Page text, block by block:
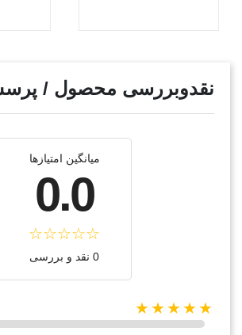
نقدوبررسی محصول /
میانگین امتیازها
0.0
0 نقد و بررسی
★★★★★